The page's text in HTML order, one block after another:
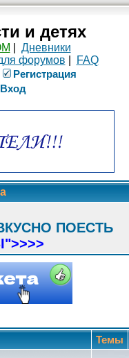
и детях
Дневники
форумов
FAQ
Рeгиcтpaция
Вход
ПОЕСТЬ
>>>>
Темы